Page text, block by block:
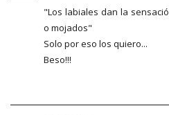
"Los labiales dan la
o mojados"
Solo por eso los quiero...
Beso!!!